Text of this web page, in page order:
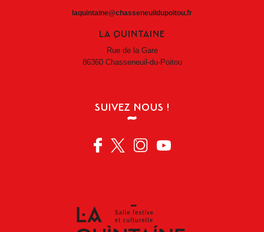
laquintaine@chasseneuildupoitou.fr
LA QUINTAINE
Rue de la Gare
86360 Chasseneuil-du-Poitou
SUIVEZ NOUS !